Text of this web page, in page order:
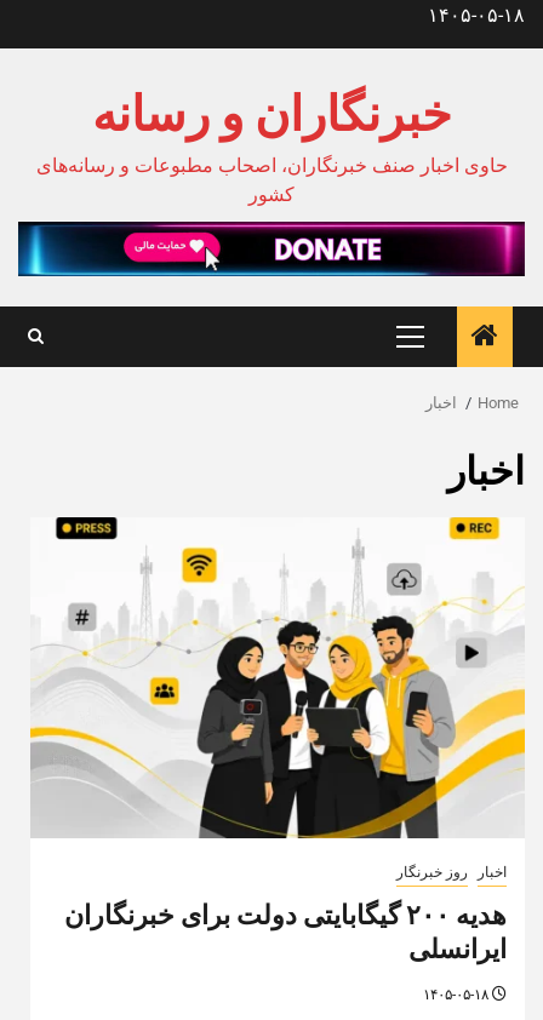
Skip۱۴۰۵-۰۵-۱۸
خبرنگاران و رسانه
حاوی اخبار صنف خبرنگاران، اصحاب مطبوعات و رسانه‌های
کشور
Primary
Menu
Home اخبار
اخبار
اخبار روز خبرنگار
هدیه ۲۰۰ گیگابایتی دولت برای خبرنگاران
ایرانسلی